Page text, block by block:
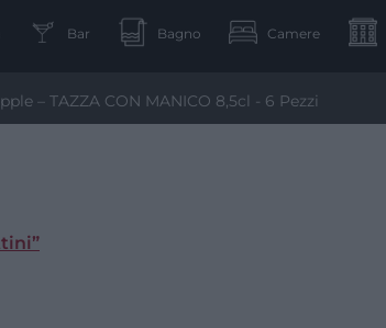
Bar Bagno Camere
– TAZZA CON MANICO 8,5cl - 6 Pezzi